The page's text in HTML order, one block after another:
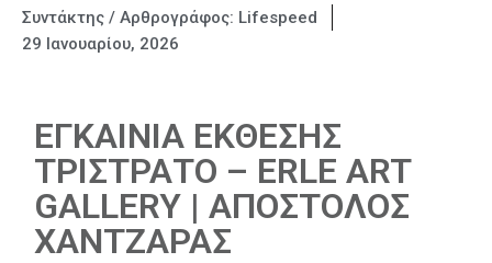
Συντάκτης / Αρθρογράφος: Lifespeed
29 Ιανουαρίου, 2026
ΕΓΚΑΙΝΙΑ ΕΚΘΕΣΗΣ
ΤΡΙΣΤΡΑΤΟ – ERLE ART
GALLERY | ΑΠΟΣΤΟΛΟΣ
ΧΑΝΤΖΑΡΑΣ​